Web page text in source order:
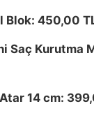
Blok: 450,00
Saç Kurutma
14 cm: